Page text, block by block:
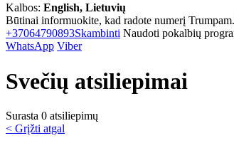
Kalbos: English, Lietuvių
Būtinai informuokite, kad radote numerį
+37064790893Skambinti Naudoti pokalbių
WhatsApp Viber
Svečių atsiliepimai
Surasta 0 atsiliepimų
< Grįžti atgal